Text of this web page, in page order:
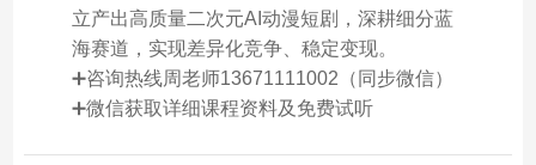
立产出高质量二次元AI动漫短剧，深耕细分蓝
海赛道，实现差异化竞争、稳定变现。
➕咨询热线周老师13671111002（同步微信）
➕微信获取详细课程资料及免费试听